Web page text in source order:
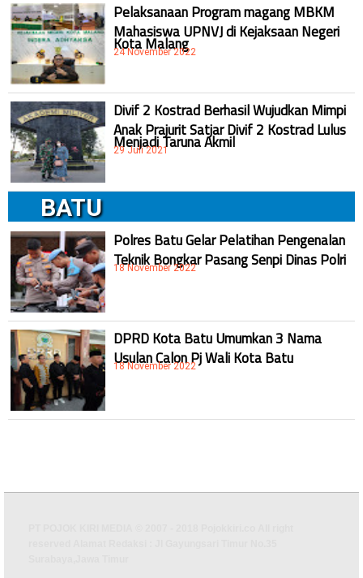
Pelaksanaan Program magang MBKM
Mahasiswa UPNVJ di Kejaksaan Negeri
Kota Malang
24 November 2022
Divif 2 Kostrad Berhasil Wujudkan Mimpi
Anak Prajurit Satjar Divif 2 Kostrad Lulus
Menjadi Taruna Akmil
29 Juli 2021
BATU
Polres Batu Gelar Pelatihan Pengenalan
Teknik Bongkar Pasang Senpi Dinas Polri
18 November 2022
DPRD Kota Batu Umumkan 3 Nama
Usulan Calon Pj Wali Kota Batu
18 November 2022